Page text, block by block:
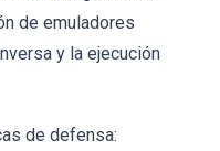
de emuladores
y la ejecución
de defensa: